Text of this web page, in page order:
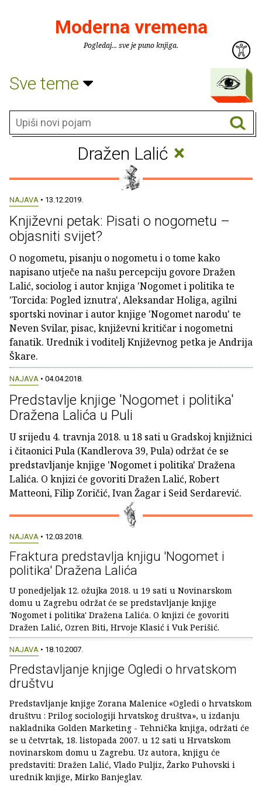
Moderna vremena
Pogledaj... sve je puno knjiga.
Sve teme
Dražen Lalić ×
NAJAVA • 13.12.2019.
Književni petak: Pisati o nogometu –
objasniti svijet?
O nogometu, pisanju o nogometu i o tome kako
napisano utječe na našu percepciju govore Dražen
Lalić, sociolog i autor knjiga 'Nogomet i politika te
'Torcida: Pogled iznutra', Aleksandar Holiga, agilni
sportski novinar i autor knjige 'Nogomet narodu' te
Neven Svilar, pisac, književni kritičar i nogometni
fanatik. Urednik i voditelj Književnog petka je Andrija
Škare.
NAJAVA • 04.04.2018.
Predstavlje knjige 'Nogomet i politika'
Dražena Lalića u Puli
U srijedu 4. travnja 2018. u 18 sati u Gradskoj knjižnici
i čitaonici Pula (Kandlerova 39, Pula) održat će se
predstavljanje knjige 'Nogomet i politika' Dražena
Lalića. O knjizi će govoriti Dražen Lalić, Robert
Matteoni, Filip Zoričić, Ivan Žagar i Seid Serdarević.
NAJAVA • 12.03.2018.
Fraktura predstavlja knjigu 'Nogomet i
politika' Dražena Lalića
U ponedjeljak 12. ožujka 2018. u 19 sati u Novinarskom
domu u Zagrebu održat će se predstavljanje knjige
'Nogomet i politika' Dražena Lalića. O knjizi će govoriti
Dražen Lalić, Ozren Biti, Hrvoje Klasić i Vuk Perišić.
NAJAVA • 18.10.2007.
Predstavljanje knjige Ogledi o hrvatskom
društvu
Predstavljanje knjige Zorana Malenice «Ogledi o hrvatskom
društvu : Prilog sociologiji hrvatskog društva», u izdanju
nakladnika Golden Marketing - Tehnička knjiga, održati će
se u četvrtak, 18. listopada 2007. u 12 sati u Hrvatskom
novinarskom domu u Zagrebu. Uz autora, knjigu će
predstaviti: Dražen Lalić, Vlado Puljiz, Žarko Puhovski i
urednik knjige, Mirko Banjeglav.